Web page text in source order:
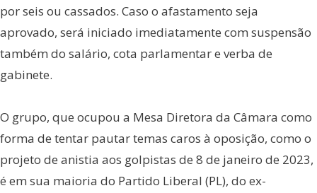
por seis ou cassados. Caso o afastamento seja
aprovado, será iniciado imediatamente com suspensão
também do salário, cota parlamentar e verba de
gabinete.
O grupo, que ocupou a Mesa Diretora da Câmara como
forma de tentar pautar temas caros à oposição, como o
projeto de anistia aos golpistas de 8 de janeiro de 2023,
é em sua maioria do Partido Liberal (PL), do ex-